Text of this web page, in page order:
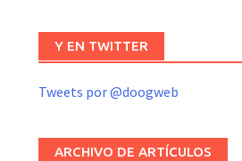
Y EN TWITTER
Tweets por @doogweb
ARCHIVO DE ARTÍCULOS